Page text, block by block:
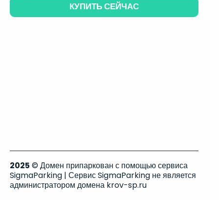
КУПИТЬ СЕЙЧАС
2025 © Домен припаркован с помощью сервиса
SigmaParking | Сервис SigmaParking не является
администратором домена krov-sp.ru